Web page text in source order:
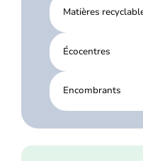
Matières
Écocentres
Encombrants